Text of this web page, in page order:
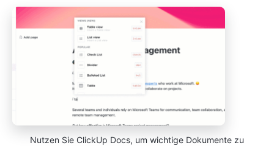
Nutzen Sie ClickUp Docs, um wichtige Dokumente zu